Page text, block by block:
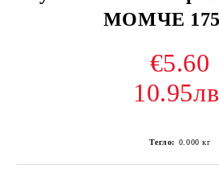
МОМЧЕ
€5.60
Тегло: 0.000 кг